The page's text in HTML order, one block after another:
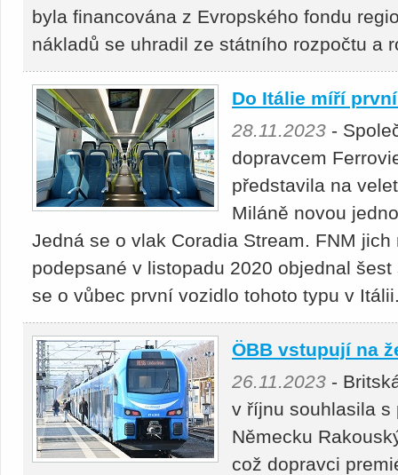
byla financována z Evropského fondu
nákladů se uhradil ze státního rozpočtu a
Do Itálie míří
28.11.2023 -
dopravcem
představila na
Miláně novou
Jedná se o vlak Coradia Stream. FNM
podepsané v listopadu 2020 objednal
se o vůbec první vozidlo tohoto typu v
ÖBB vstupují na
26.11.2023 -
v říjnu souhlasila s
Německu
což dopravci